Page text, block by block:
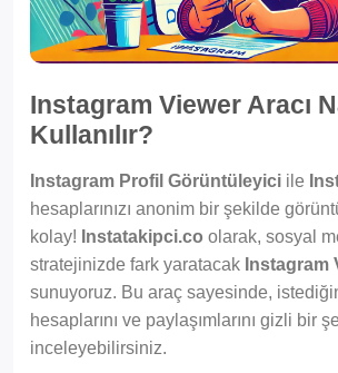
Instagram Viewer Aracı
Kullanılır?
Instagram Profil Görüntüleyici ile
hesaplarınızı anonim bir şekilde
kolay! Instatakipci.co olarak, sosyal
stratejinizde fark yaratacak Instagram
sunuyoruz. Bu araç sayesinde,
hesaplarını ve paylaşımlarını gizli bir
inceleyebilirsiniz.